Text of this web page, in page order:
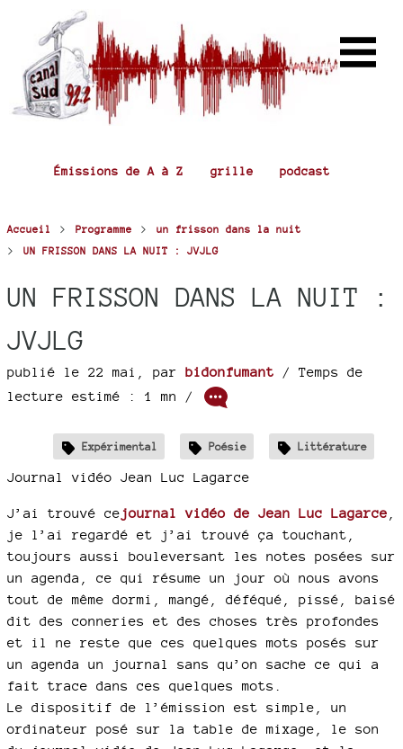
Émissions de A à Z grille podcast
Accueil > Programme > un frisson dans la nuit
> UN FRISSON DANS LA NUIT : JVJLG
UN FRISSON DANS LA NUIT :
JVJLG
publié le 22 mai par bidonfumant / Temps de
lecture estimé : 1 mn /
Expérimental Poésie Littérature
Journal vidéo Jean Luc Lagarce
J’ai trouvé ce journal vidéo de Jean Luc Lagarce
je l’ai regardé et j’ai trouvé ça touchant,
toujours aussi bouleversant les notes posées sur
un agenda, ce qui résume un jour où nous avons
tout de même dormi, mangé, déféqué, pissé, baisé
dit des conneries et des choses très profondes
et il ne reste que ces quelques mots posés sur
un agenda un journal sans qu’on sache ce qui a
fait trace dans ces quelques mots.
Le dispositif de l’émission est simple, un
ordinateur posé sur la table de mixage, le son